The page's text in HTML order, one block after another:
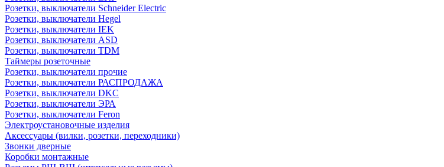
Розетки, выключатели Schneider Electric
Розетки, выключатели Hegel
Розетки, выключатели IEK
Розетки, выключатели ASD
Розетки, выключатели TDM
Таймеры розеточные
Розетки, выключатели прочие
Розетки, выключатели РАСПРОДАЖА
Розетки, выключатели DKC
Розетки, выключатели ЭРА
Розетки, выключатели Feron
Электроустановочные изделия
Аксессуары (вилки, розетки, переходники)
Звонки дверные
Коробки монтажные